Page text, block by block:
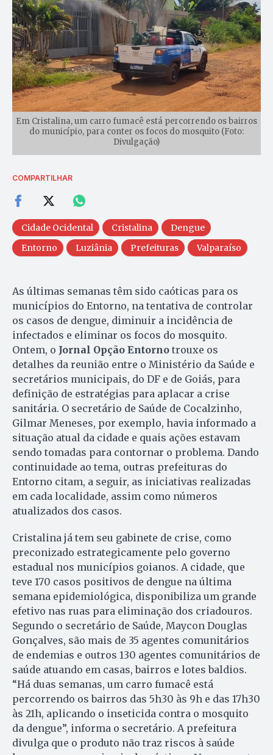
Em Cristalina, um carro fumacê está percorrendo os bairros
do município, para conter os focos do mosquito (Foto:
Divulgação)
COMPARTILHAR
Cidade Ocidental Cristalina
Dengue
Entorno
Luziânia Prefeituras Valparaíso
As últimas semanas têm sido caóticas para os
municípios do Entorno, na tentativa de controlar
os casos de dengue, diminuir a incidência de
infectados e eliminar os focos do mosquito.
Ontem, o Jornal Opção Entorno trouxe os
detalhes da reunião entre o Ministério da Saúde e
secretários municipais, do DF e de Goiás, para
definição de estratégias para aplacar a crise
sanitária. O secretário de Saúde de Cocalzinho,
Gilmar Meneses, por exemplo, havia informado a
situação atual da cidade e quais ações estavam
sendo tomadas para contornar o problema. Dando
continuidade ao tema, outras prefeituras do
Entorno citam, a seguir, as iniciativas realizadas
em cada localidade, assim como números
atualizados dos casos.
Cristalina já tem seu gabinete de crise, como
preconizado estrategicamente pelo governo
estadual nos municípios goianos. A cidade, que
teve 170 casos positivos de dengue na última
semana epidemiológica, disponibiliza um grande
efetivo nas ruas para eliminação dos criadouros.
Segundo o secretário de Saúde, Maycon Douglas
Gonçalves, são mais de 35 agentes comunitários
de endemias e outros 130 agentes comunitários de
saúde atuando em casas, bairros e lotes baldios.
“Há duas semanas, um carro fumacê está
percorrendo os bairros das 5h30 às 9h e das 17h30
às 21h, aplicando o inseticida contra o mosquito
da dengue”, informa o secretário. A prefeitura
divulga que o produto não traz riscos à saúde